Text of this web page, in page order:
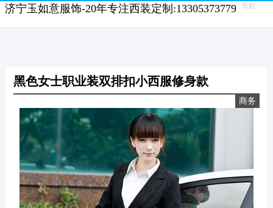
济宁玉如意服饰-20年专注西装定制:13305373779 导航
黑色女士职业装双排扣小西服修身款
商务